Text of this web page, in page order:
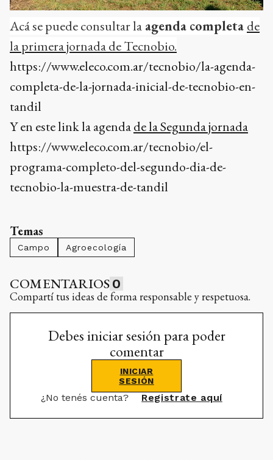
Acá se puede consultar la agenda completa de
la primera jornada de Tecnobio.
https://www.eleco.com.ar/tecnobio/la-agenda-
completa-de-la-jornada-inicial-de-tecnobio-en-
tandil
Y en este link la agendade la Segunda jornada
https://www.eleco.com.ar/tecnobio/el-
programa-completo-del-segundo-dia-de-
tecnobio-la-muestra-de-tandil
Temas
Campo Agroecología
COMENTARIOS 0
Compartí tus ideas de forma responsable y respetuosa.
Debes iniciar sesión para poder
comentar
INICIAR
SESIÓN
¿No tenés cuenta? Registrate aquí